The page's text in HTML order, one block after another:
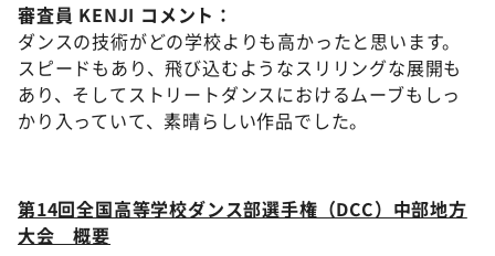
審査員 KENJI コメント：
ダンスの技術がどの学校よりも高かったと思います。
スピードもあり、飛び込むようなスリリングな展開も
あり、そしてストリートダンスにおけるムーブもしっ
かり入っていて、素晴らしい作品でした。
第14回全国高等学校ダンス部選手権（DCC）中部地方
大会 概要